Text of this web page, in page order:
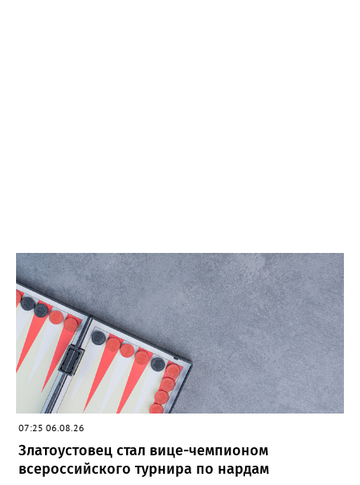
07:25 06.08.26
Златоустовец стал вице-чемпионом
всероссийского турнира по нардам